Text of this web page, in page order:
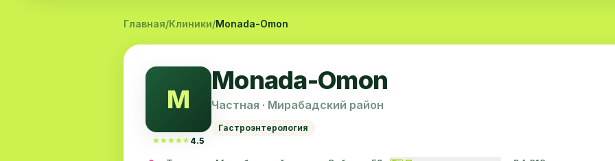
Главная/Клиники/Monada-Omon
M
★★★★★
★★★★★ 4.5
Monada-Omon
Частная · Мирабадский район
Гастроэнтерология